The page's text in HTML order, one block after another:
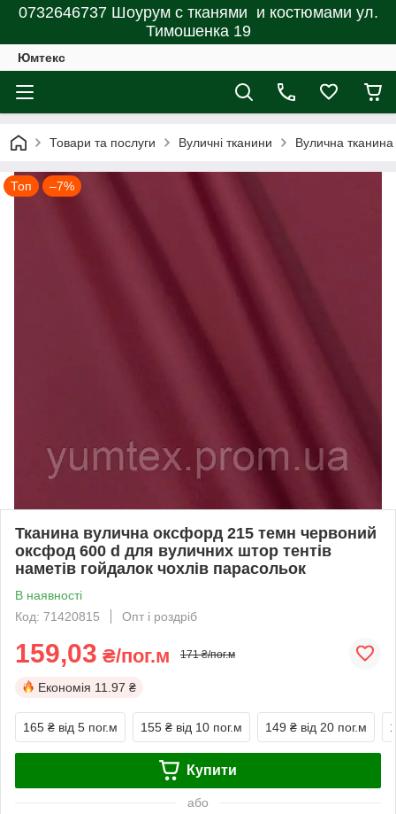
0732646737 Шоурум с тканями и костюмами ул.
Тимошенка 19
Юмтекс
Товари та послуги Вуличні тканини Вулична тканина
Топ –7%
Тканина вулична оксфорд 215 темн червоний
оксфод 600 d для вуличних штор тентів
наметів гойдалок чохлів парасольок
В наявності
Код: 71420815
Опт і роздріб
159,03 ₴/пог.м 171 ₴/пог.м
Економія 11.97 ₴
165 ₴ від 5 пог.м 155 ₴ від 10 пог.м 149 ₴ від 20 пог.м
Купити
або